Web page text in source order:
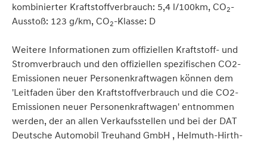
kombinierter Kraftstoffverbrauch: 5,4 l/100km, CO2-
Ausstoß: 123 g/km, CO2-Klasse: D
Weitere Informationen zum offiziellen Kraftstoff- und
Stromverbrauch und den offiziellen spezifischen CO2-
Emissionen neuer Personenkraftwagen können dem
'Leitfaden über den Kraftstoffverbrauch und die CO2-
Emissionen neuer Personenkraftwagen' entnommen
werden, der an allen Verkaufsstellen und bei der DAT
Deutsche Automobil Treuhand GmbH , Helmuth-Hirth-